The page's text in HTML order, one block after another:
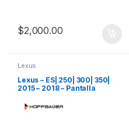
$2,000.00
Lexus
Lexus – ES| 250| 300| 350|
2015 – 2018 – Pantalla
Apple CarPlay y Android
Auto Hoffmann & Baüer